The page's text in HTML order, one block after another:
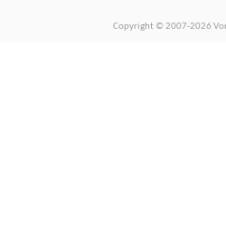
Copyright © 2007-2026